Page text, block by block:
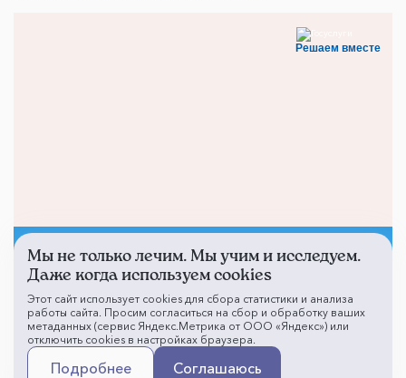
Решаем вместе
Не смогли записаться к
врачу?
Написать о проблеме
Мы не только лечим. Мы учим и исследуем.
Даже когда используем cookies
Этот сайт использует cookies для сбора статистики и анализа
работы сайта. Просим согласиться на сбор и обработку ваших
метаданных (сервис Яндекс.Метрика от ООО «Яндекс») или
отключить cookies в настройках браузера.
Подробнее Соглашаюсь